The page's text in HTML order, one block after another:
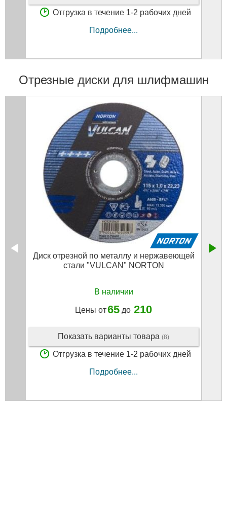
Отгрузка в течение 1-2 рабочих дней
Подробнее...
Отрезные диски для шлифмашин
Диск отрезной по металлу и нержавеющей
стали "VULCAN" NORTON
В наличии
Цены от65 до 210
Показать варианты товара (8)
Отгрузка в течение 1-2 рабочих дней
Подробнее...